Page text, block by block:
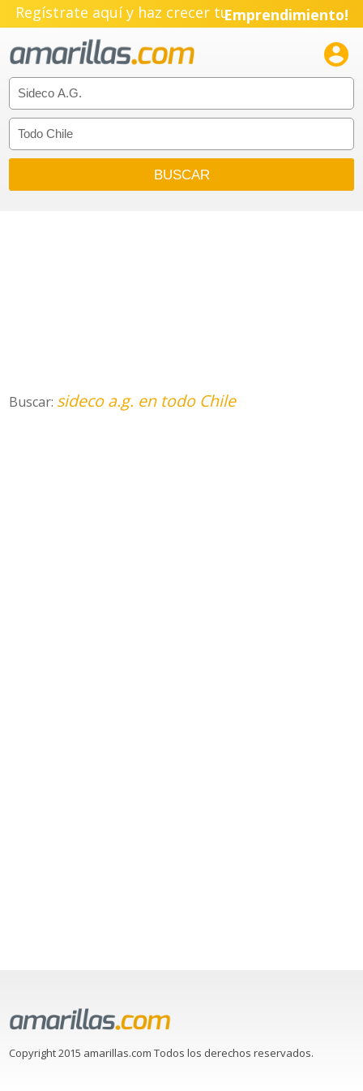
Regístrate aquí y haz crecer tuEmprendimiento!

Buscar: sideco a.g. en todo Chile
Copyright 2015 amarillas.com Todos los derechos reservados.